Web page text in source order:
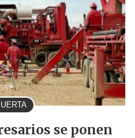
se ponen